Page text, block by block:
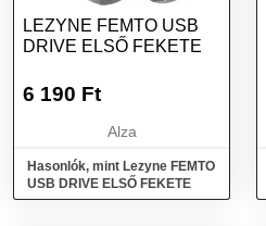
LEZYNE FEMTO USB
DRIVE ELSŐ FEKETE
6 190 Ft
Alza
Hasonlók, mint Lezyne FEMTO
USB DRIVE ELSŐ FEKETE